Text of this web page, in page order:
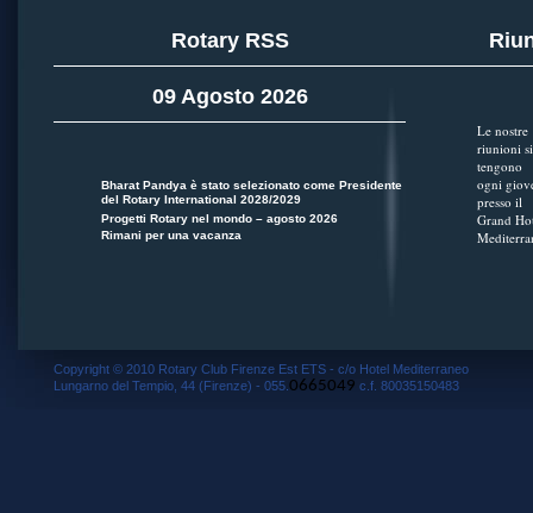
Rotary RSS
09 Agosto 2026
Bharat Pandya è stato selezionato come Presidente
del Rotary International 2028/2029
Progetti Rotary nel mondo – agosto 2026
Rimani per una vacanza
Le nostre
riunioni si
tengono
ogni
presso il
Grand
Copyright © 2010 Rotary Club Firenze Est ETS - c/o Hotel Mediterraneo
Lungarno del Tempio, 44 (Firenze) - 055. 0665049 c.f. 80035150483